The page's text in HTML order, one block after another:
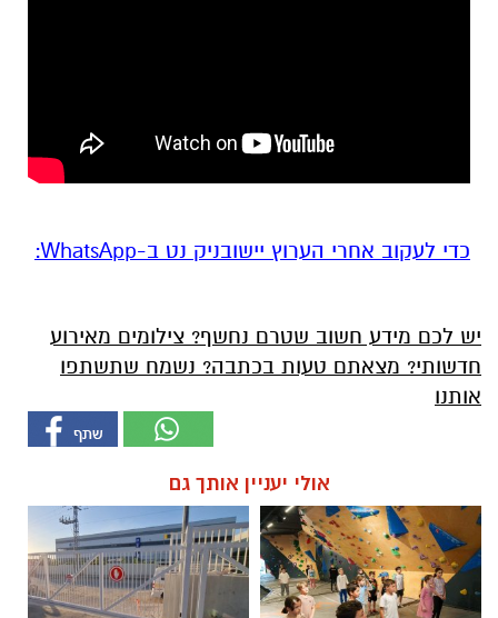
‏כדי לעקוב אחרי הערוץ יישובניק נט ב-WhatsApp:‏‏‏
יש לכם מידע חשוב שטרם נחשף? צילומים מאירוע
חדשותי? מצאתם טעות בכתבה? נשמח שתשתפו
אותנו
אולי יעניין אותך גם